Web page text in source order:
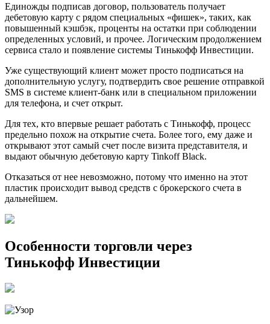
Единожды подписав договор, пользователь получает
дебетовую карту с рядом специальных «фишек», таких, как
повышенный кэшбэк, проценты на остатки при соблюдении
определенных условий, и прочее. Логическим продолжением
сервиса стало и появление системы Тинькофф Инвестиции.
Уже существующий клиент может просто подписаться на
дополнительную услугу, подтвердить свое решение отправкой
SMS в системе клиент-банк или в специальном приложении
для телефона, и счет открыт.
Для тех, кто впервые решает работать с Тинькофф, процесс
предельно похож на открытие счета. Более того, ему даже и
открывают этот самый счет после визита представителя, и
выдают обычную дебетовую карту Tinkoff Black.
Отказаться от нее невозможно, потому что именно на этот
пластик происходит вывод средств с брокерского счета в
дальнейшем.
Особенности торговли через
Тинькофф Инвестиции